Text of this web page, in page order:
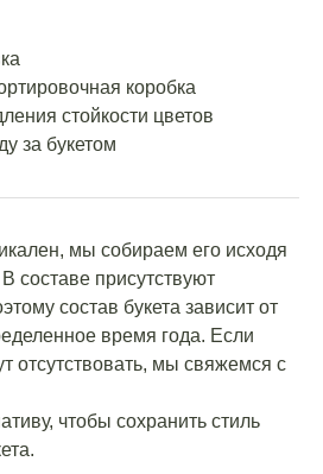
коробка
стойкости цветов
за букетом
мы собираем его исходя
составе присутствуют
состав букета зависит от
время года. Если
отсутствовать, мы свяжемся с
чтобы сохранить стиль